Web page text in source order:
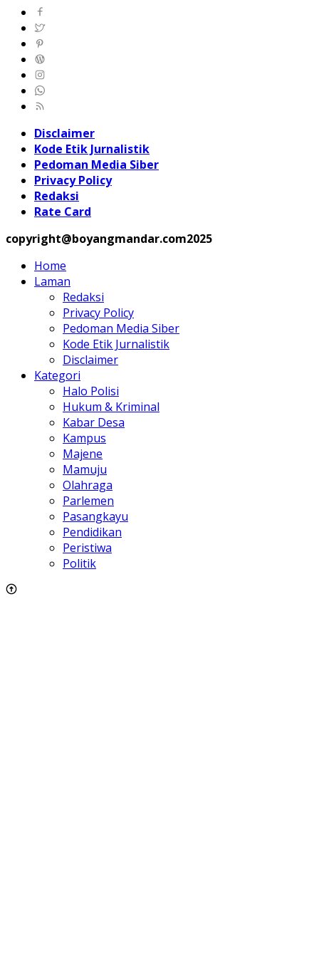
Disclaimer
Kode Etik Jurnalistik
Pedoman Media Siber
Privacy Policy
Redaksi
Rate Card
copyright@boyangmandar.com2025
Home
Laman
Redaksi
Privacy Policy
Pedoman Media Siber
Kode Etik Jurnalistik
Disclaimer
Kategori
Halo Polisi
Hukum & Kriminal
Kabar Desa
Kampus
Majene
Mamuju
Olahraga
Parlemen
Pasangkayu
Pendidikan
Peristiwa
Politik